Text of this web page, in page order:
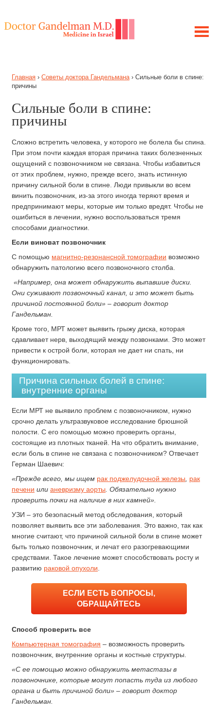
МОЯ ИСТОРИЯ
ПОЛУЧИТЕ КОНСУЛЬТАЦИЮ
ЗАБОЛЕВАНИЯ
Главная › Советы доктора Гандельмана › Сильные боли в спине:
причины
Сильные боли в спине:
причины
Сложно встретить человека, у которого не болела бы спина.
При этом почти каждая вторая причина таких болезненных
ощущений с позвоночником не связана. Чтобы избавиться
от этих проблем, нужно, прежде всего, знать истинную
причину сильной боли в спине. Люди привыкли во всем
винить позвоночник, из-за этого иногда теряют время и
предпринимают меры, которые им только вредят. Чтобы не
ошибиться в лечении, нужно воспользоваться тремя
способами диагностики.
Если виноват позвоночник
С помощью магнитно-резонансной томографии возможно
обнаружить патологию всего позвоночного столба.
«Например, она может обнаружить выпавшие диски.
Они суживают позвоночный канал, и это может быть
причиной постоянной боли» – говорит доктор
Гандельман.
Кроме того, МРТ может выявить грыжу диска, которая
сдавливает нерв, выходящий между позвонками. Это может
привести к острой боли, которая не дает ни спать, ни
функционировать.
Причина сильных болей в спине:
внутренние органы
Если МРТ не выявило проблем с позвоночником, нужно
срочно делать ультразвуковое исследование брюшной
полости. С его помощью можно проверить органы,
состоящие из плотных тканей. На что обратить внимание,
если боль в спине не связана с позвоночником? Отвечает
Герман Шаевич:
«Прежде всего, мы ищем рак поджелудочной железы
рак
печени или аневризму аорты . Обязательно нужно
проверить почки на наличие в них камней».
УЗИ – это безопасный метод обследования, который
позволяет выявить все эти заболевания. Это важно, так как
многие считают, что причиной сильной боли в спине может
быть только позвоночник, и лечат его разогревающими
средствами. Такое лечение может способствовать росту и
развитию раковой опухоли
ЕСЛИ ЕСТЬ ВОПРОСЫ,
ОБРАЩАЙТЕСЬ
Способ проверить все
Компьютерная томография – возможность проверить
позвоночник, внутренние органы и костные структуры.
«С ее помощью можно обнаружить метастазы в
позвоночнике, которые могут попасть туда из любого
органа и быть причиной боли» – говорит доктор
Гандельман.